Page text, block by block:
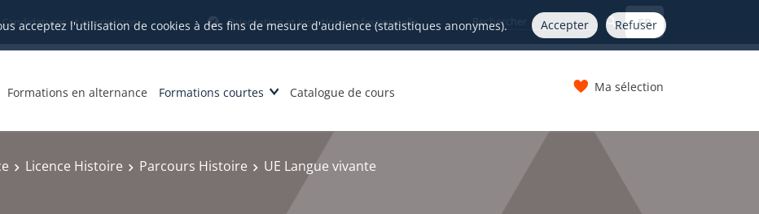
acceptez l'utilisation de cookies à des fins de mesure d'audience (statistiques anonymes). Accepter Refuser
Candidatures et inscriptions Orientation et insertion professionnelle FR
Formations en alternance Formations courtes Catalogue de cours Ma sélection
Licence Histoire Parcours Histoire UE Langue vivante